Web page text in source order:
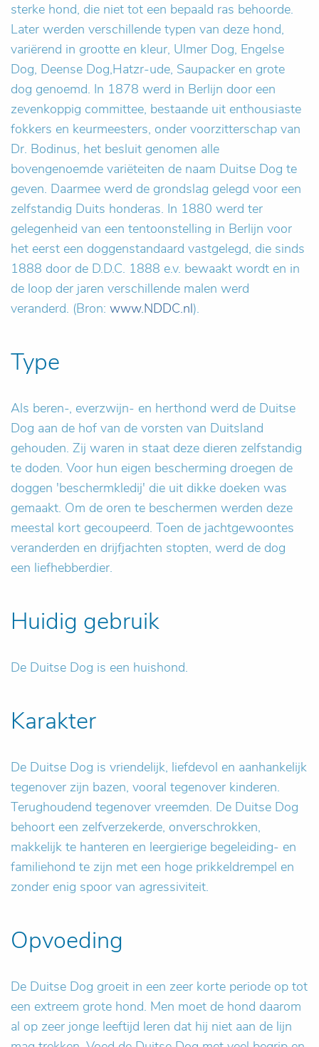
sterke hond, die niet tot een bepaald ras behoorde.
Later werden verschillende typen van deze hond,
variërend in grootte en kleur, Ulmer Dog, Engelse
Dog, Deense Dog,Hatzr-ude, Saupacker en grote
dog genoemd. In 1878 werd in Berlijn door een
zevenkoppig committee, bestaande uit enthousiaste
fokkers en keurmeesters, onder voorzitterschap van
Dr. Bodinus, het besluit genomen alle
bovengenoemde variëteiten de naam Duitse Dog te
geven. Daarmee werd de grondslag gelegd voor een
zelfstandig Duits honderas. In 1880 werd ter
gelegenheid van een tentoonstelling in Berlijn voor
het eerst een doggenstandaard vastgelegd, die sinds
1888 door de D.D.C. 1888 e.v. bewaakt wordt en in
de loop der jaren verschillende malen werd
veranderd. (Bron: www.NDDC.nl).
Type
Als beren-, everzwijn- en herthond werd de Duitse
Dog aan de hof van de vorsten van Duitsland
gehouden. Zij waren in staat deze dieren zelfstandig
te doden. Voor hun eigen bescherming droegen de
doggen 'beschermkledij' die uit dikke doeken was
gemaakt. Om de oren te beschermen werden deze
meestal kort gecoupeerd. Toen de jachtgewoontes
veranderden en drijfjachten stopten, werd de dog
een liefhebberdier.
Huidig gebruik
De Duitse Dog is een huishond.
Karakter
De Duitse Dog is vriendelijk, liefdevol en aanhankelijk
tegenover zijn bazen, vooral tegenover kinderen.
Terughoudend tegenover vreemden. De Duitse Dog
behoort een zelfverzekerde, onverschrokken,
makkelijk te hanteren en leergierige begeleiding- en
familiehond te zijn met een hoge prikkeldrempel en
zonder enig spoor van agressiviteit.
Opvoeding
De Duitse Dog groeit in een zeer korte periode op tot
een extreem grote hond. Men moet de hond daarom
al op zeer jonge leeftijd leren dat hij niet aan de lijn